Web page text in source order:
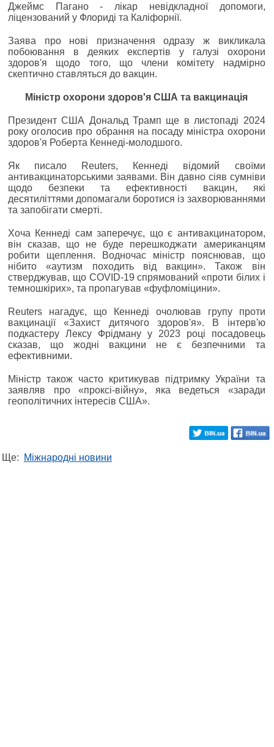
Джеймс Пагано - лікар невідкладної допомоги,
ліцензований у Флориді та Каліфорнії.
Заява про нові призначення одразу ж викликала
побоювання в деяких експертів у галузі охорони
здоров'я щодо того, що члени комітету надмірно
скептично ставляться до вакцин.
Міністр охорони здоров'я США та вакцинація
Президент США Дональд Трамп ще в листопаді 2024
року оголосив про обрання на посаду міністра охорони
здоров'я Роберта Кеннеді-молодшого.
Як писало Reuters, Кеннеді відомий своїми
антивакцинаторськими заявами. Він давно сіяв сумніви
щодо безпеки та ефективності вакцин, які
десятиліттями допомагали боротися із захворюваннями
та запобігати смерті.
Хоча Кеннеді сам заперечує, що є антивакцинатором,
він сказав, що не буде перешкоджати американцям
робити щеплення. Водночас міністр пояснював, що
нібито «аутизм походить від вакцин». Також він
стверджував, що COVID-19 спрямований «проти білих і
темношкірих», та пропагував «фуфломіцини».
Reuters нагадує, що Кеннеді очолював групу проти
вакцинації «Захист дитячого здоров'я». В інтерв'ю
подкастеру Лексу Фрідману у 2023 році посадовець
сказав, що жодні вакцини не є безпечними та
ефективними.
Міністр також часто критикував підтримку України та
заявляв про «проксі-війну», яка ведеться «заради
геополітичних інтересів США».
Ще: Міжнародні новини